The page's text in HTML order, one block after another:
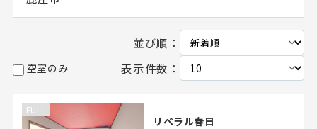
並び順：
空室のみ 表示件数：
FULL
リベラル春日